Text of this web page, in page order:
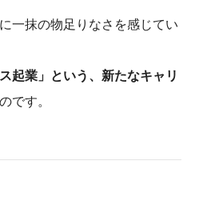
一抹の物足りなさを感じてい
起業」という、新たなキャリ
のです。